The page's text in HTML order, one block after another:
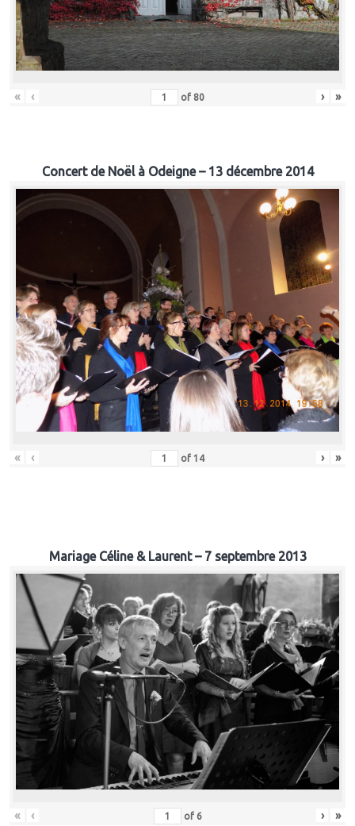
« ‹ of 80 › »
Concert de Noël à Odeigne – 13 décembre 2014
« ‹ of 14 › »
Mariage Céline & Laurent – 7 septembre 2013
« ‹ of 6 › »